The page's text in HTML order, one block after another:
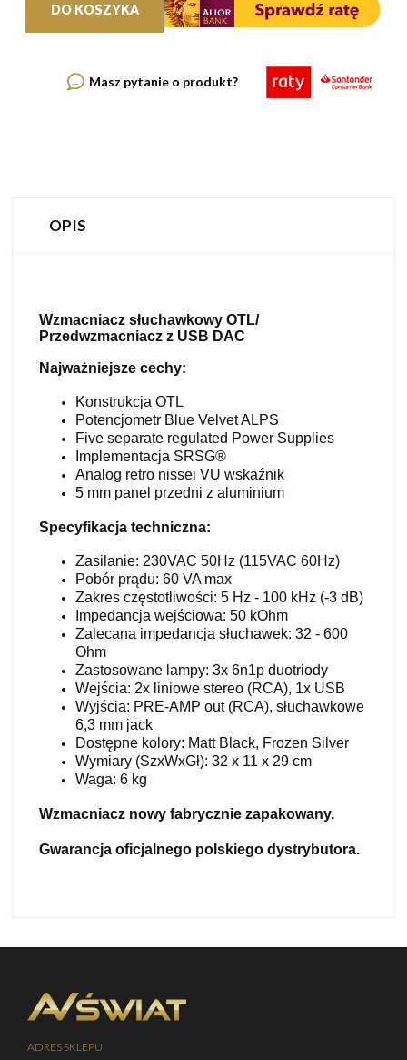
DO KOSZYKA
Masz pytanie o produkt?
OPIS
Wzmacniacz słuchawkowy OTL/
Przedwzmacniacz z USB DAC
Najważniejsze cechy:
Konstrukcja OTL
Potencjometr Blue Velvet ALPS
Five separate regulated Power Supplies
Implementacja SRSG®
Analog retro nissei VU wskaźnik
5 mm panel przedni z aluminium
Specyfikacja techniczna:
Zasilanie: 230VAC 50Hz (115VAC 60Hz)
Pobór prądu: 60 VA max
Zakres częstotliwości: 5 Hz - 100 kHz (-3 dB)
Impedancja wejściowa: 50 kOhm
Zalecana impedancja słuchawek: 32 - 600
Ohm
Zastosowane lampy: 3x 6n1p duotriody
Wejścia: 2x liniowe stereo (RCA), 1x USB
Wyjścia: PRE-AMP out (RCA), słuchawkowe
6,3 mm jack
Dostępne kolory: Matt Black, Frozen Silver
Wymiary (SzxWxGł): 32 x 11 x 29 cm
Waga: 6 kg
Wzmacniacz nowy fabrycznie zapakowany.
Gwarancja oficjalnego polskiego dystrybutora.
ADRES SKLEPU